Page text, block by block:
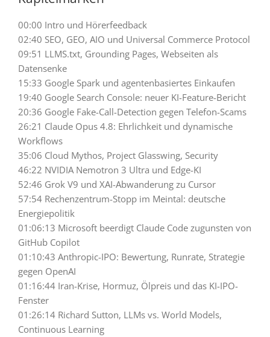
00:00 Intro und Hörerfeedback
02:40 SEO, GEO, AIO und Universal Commerce Protocol
09:51 LLMS.txt, Grounding Pages, Webseiten als
Datensenke
15:33 Google Spark und agentenbasiertes Einkaufen
19:40 Google Search Console: neuer KI-Feature-Bericht
20:36 Google Fake-Call-Detection gegen Telefon-Scams
26:21 Claude Opus 4.8: Ehrlichkeit und dynamische
Workflows
35:06 Cloud Mythos, Project Glasswing, Security
46:22 NVIDIA Nemotron 3 Ultra und Edge-KI
52:46 Grok V9 und XAI-Abwanderung zu Cursor
57:54 Rechenzentrum-Stopp im Meintal: deutsche
Energiepolitik
01:06:13 Microsoft beerdigt Claude Code zugunsten von
GitHub Copilot
01:10:43 Anthropic-IPO: Bewertung, Runrate, Strategie
gegen OpenAI
01:16:44 Iran-Krise, Hormuz, Ölpreis und das KI-IPO-
Fenster
01:26:14 Richard Sutton, LLMs vs. World Models,
Continuous Learning